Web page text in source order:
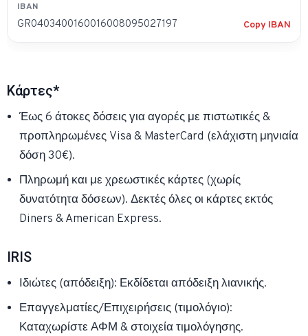
GR0403400160016008095027197 Copy IBAN
Κάρτες*
Έως 6 άτοκες δόσεις για αγορές με πιστωτικές &
προπληρωμένες Visa & MasterCard (ελάχιστη μηνιαία
δόση 30€).
Πληρωμή και με χρεωστικές κάρτες (χωρίς
δυνατότητα δόσεων). Δεκτές όλες οι κάρτες εκτός
Diners & American Express.
IRIS
Ιδιώτες (απόδειξη): Εκδίδεται απόδειξη λιανικής.
Επαγγελματίες/Επιχειρήσεις (τιμολόγιο):
Καταχωρίστε ΑΦΜ & στοιχεία τιμολόγησης.